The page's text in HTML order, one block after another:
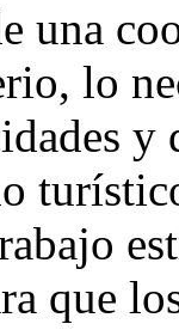
una
lo
que